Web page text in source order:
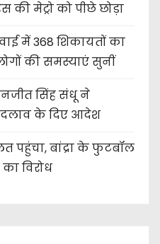
की मेट्रो को पीछे छोड़ा
में 368 शिकायतों का
की समस्याएं सुनीं
सिंह संधू ने
के दिए आदेश
पहुंचा, बांद्रा के फुटबॉल
विरोध